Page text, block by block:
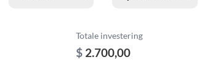
Totale investering
$ 2.700,00